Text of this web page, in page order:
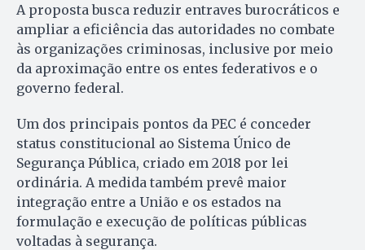
A proposta busca reduzir entraves burocráticos e
ampliar a eficiência das autoridades no combate
às organizações criminosas, inclusive por meio
da aproximação entre os entes federativos e o
governo federal.
Um dos principais pontos da PEC é conceder
status constitucional ao Sistema Único de
Segurança Pública, criado em 2018 por lei
ordinária. A medida também prevê maior
integração entre a União e os estados na
formulação e execução de políticas públicas
voltadas à segurança.